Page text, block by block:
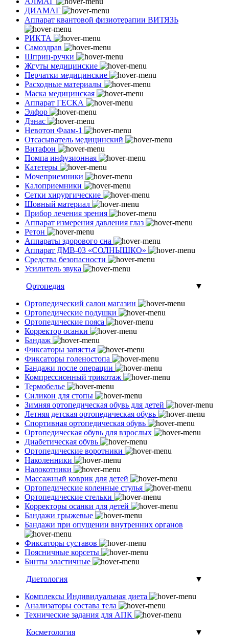
ДИАМАГ
Аппарат квантовой физиотерапии ВИТЯЗЬ
РИКТА
Самоздрав
Шприц-ручки
Жгуты медицинские
Перчатки медицинские
Расходные материалы
Маска медицинская
Аппарат ГЕСКА
Элфор
Дэнас
Невотон Фаам-1
Отсасыватель медицинский
Витафон
Помпа инфузионная
Катетеры
Мочеприемники
Калоприемники
Сетки хирургические
Шовный материал
Прибор лечения зрения
Аппарат измерения давления глаз
Ретон
Аппараты здорового сна
Аппарат ДМВ-03 «СОЛНЫШКО»
Средства безопасности
Усилитель звука
Ортопедия
▼
Ортопедический салон магазин
Ортопедические подушки
Ортопедические пояса
Корректор осанки
Бандаж
Фиксаторы запястья
Фиксаторы голеностопа
Бандажи после операции
Компрессионный трикотаж
Термобелье
Силикон для стопы
Зимняя ортопедическая обувь для детей
Летняя детская ортопедическая обувь
Спортивная ортопедическая обувь
Ортопедическая обувь для взрослых
Диабетическая обувь
Ортопедические воротники
Наколенники
Налокотники
Массажный коврик для детей
Ортопедические коленные стулья
Ортопедические стельки
Корректоры осанки для детей
Бандажи грыжевые
Бандажи при опущении внутренних органов
Фиксаторы суставов
Поясничные корсеты
Бинты эластичные
Диетология
▼
Комплексы Индивидуальная диета
Анализаторы состава тела
Технические задания для АПК
Косметология
▼